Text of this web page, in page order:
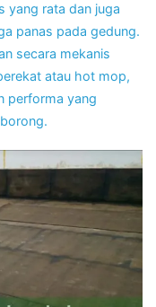
yang rata dan juga
panas pada gedung.
secara mekanis
atau hot mop,
performa yang